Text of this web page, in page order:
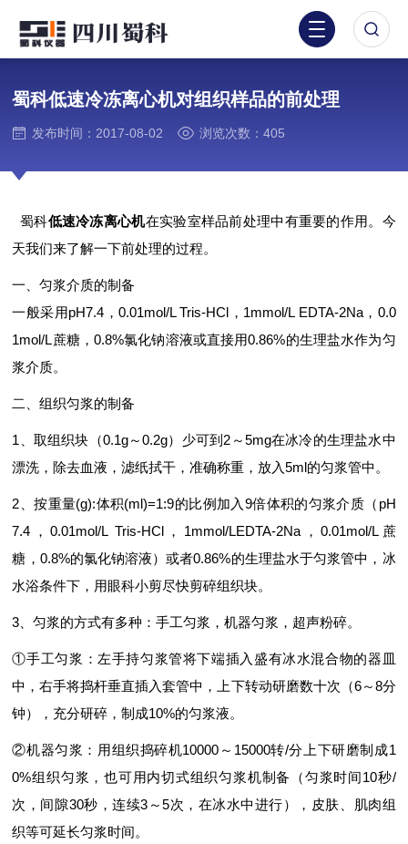
蜀科低速冷冻离心机对组织样品的前处理
发布时间：2017-08-02 浏览次数：405
蜀科低速冷冻离心机在实验室样品前处理中有重要的作用。今
天我们来了解一下前处理的过程。
一、匀浆介质的制备
一般采用pH7.4，0.01mol/L Tris-HCl，1mmol/L EDTA-2Na，0.0
1mol/L蔗糖，0.8%氯化钠溶液或直接用0.86%的生理盐水作为匀
浆介质。
二、组织匀浆的制备
1、取组织块（0.1g～0.2g）少可到2～5mg在冰冷的生理盐水中
漂洗，除去血液，滤纸拭干，准确称重，放入5ml的匀浆管中。
2、按重量(g):体积(ml)=1:9的比例加入9倍体积的匀浆介质（pH
7.4，0.01mol/L Tris-HCl，1mmol/LEDTA-2Na，0.01mol/L蔗
糖，0.8%的氯化钠溶液）或者0.86%的生理盐水于匀浆管中，冰
水浴条件下，用眼科小剪尽快剪碎组织块。
3、匀浆的方式有多种：手工匀浆，机器匀浆，超声粉碎。
①手工匀浆：左手持匀浆管将下端插入盛有冰水混合物的器皿
中，右手将捣杆垂直插入套管中，上下转动研磨数十次（6～8分
钟），充分研碎，制成10%的匀浆液。
②机器匀浆：用组织捣碎机10000～15000转/分上下研磨制成1
0%组织匀浆，也可用内切式组织匀浆机制备（匀浆时间10秒/
次，间隙30秒，连续3～5次，在冰水中进行），皮肤、肌肉组
织等可延长匀浆时间。